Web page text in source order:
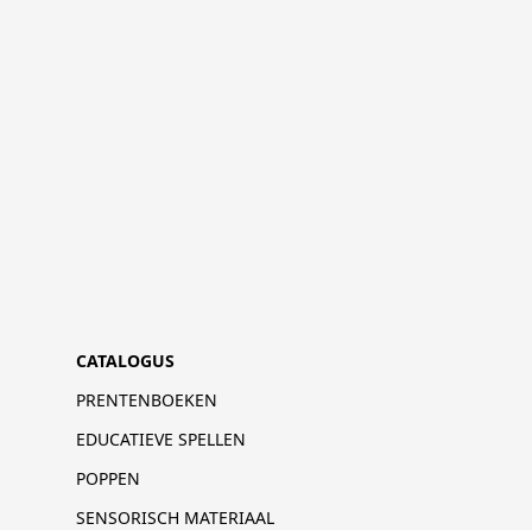
CATALOGUS
PRENTENBOEKEN
EDUCATIEVE SPELLEN
POPPEN
SENSORISCH MATERIAAL